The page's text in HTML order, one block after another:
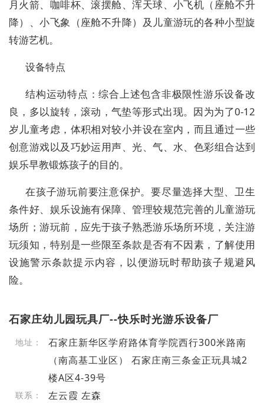
月火箭、咖啡杯、滚摆舱、浑天球、小飞机（座舱不升
降）、小飞象（座舱不升降）及儿童游玩的各种小型旋
转游艺机。
设备特点
结构运动特点：综合上述包含非极限性游乐设备改
良，多以旋转，滚动，气垫等形式出现。因为为了0-12
岁儿童考虑，体积相对较小并设在室内，而且通过一些
创意游戏以及巧妙运用声、光、气、水、色彩组合达到
娱乐早教锻炼孩子的目的。
在孩子游玩前要注意保护。要尽量选择大型、卫生
条件好、娱乐设施有保障、管理较规范完善的儿童游玩
场所；游玩前，应先于孩子熟悉游乐场所环境，关注游
玩须知，特别是一些限至条款是否有不因素，了解使用
设施警示条款提示内容，以便游玩时帮助孩子规避风
险。
石家庄幼儿园玩具厂--快乐时光游乐设备厂
地址：
石家庄新华区学府路体育学院西行300米路南
（南高基工业区） 石家庄南三条金正玩具城2
楼A区4-39号
联系： 左云霞 左森